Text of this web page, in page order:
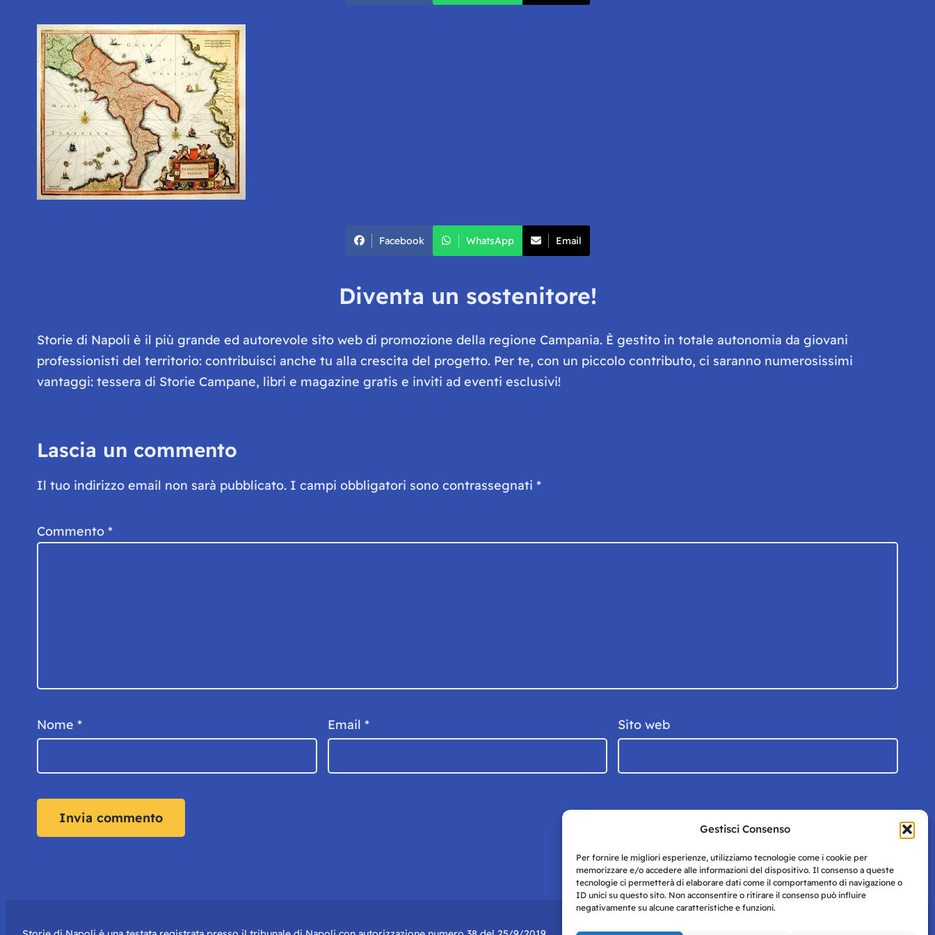
Gestisci Consenso
Per fornire le migliori esperienze, utilizziamo tecnologie come i cookie per
memorizzare e/o accedere alle informazioni del dispositivo. Il consenso a queste
tecnologie ci permetterà di elaborare dati come il comportamento di navigazione o
ID unici su questo sito. Non acconsentire o ritirare il consenso può influire
negativamente su alcune caratteristiche e funzioni.
Facebook WhatsApp Email
Diventa un sostenitore!
Storie di Napoli è il più grande ed autorevole sito web di promozione della regione Campania. È gestito in totale autonomia da giovani
professionisti del territorio: contribuisci anche tu alla crescita del progetto. Per te, con un piccolo contributo, ci saranno numerosissimi
vantaggi: tessera di Storie Campane, libri e magazine gratis e inviti ad eventi esclusivi!
Lascia un commento
Il tuo indirizzo email non sarà pubblicato. I campi obbligatori sono contrassegnati *
Commento *
Nome * Email * Sito web